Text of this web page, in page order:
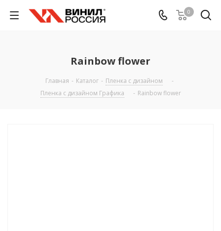
0
Rainbow flower
Главная - Каталог - Пленка с дизайном
-
Пленка с дизайном Графика
- Rainbow flower